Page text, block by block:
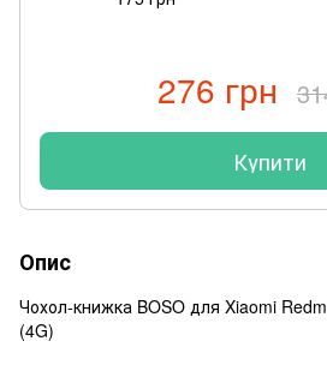
276 грн
Купити
Опис
Чохол-книжка BOSO для Xiaomi
(4G)